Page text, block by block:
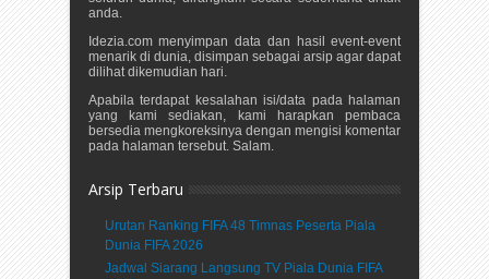
anda.
Idezia.com menyimpan data dan hasil event-event
menarik di dunia, disimpan sebagai arsip agar dapat
dilihat dikemudian hari.
Apabila terdapat kesalahan isi/data pada halaman
yang kami sediakan, kami harapkan pembaca
bersedia mengkoreksinya dengan mengisi komentar
pada halaman tersebut. Salam.
Arsip Terbaru
Urutan Ranking FIFA 48 Timnas Peserta Piala
Dunia FIFA 2026
Jadwal Siarang Langsung TV Piala Dunia FIFA